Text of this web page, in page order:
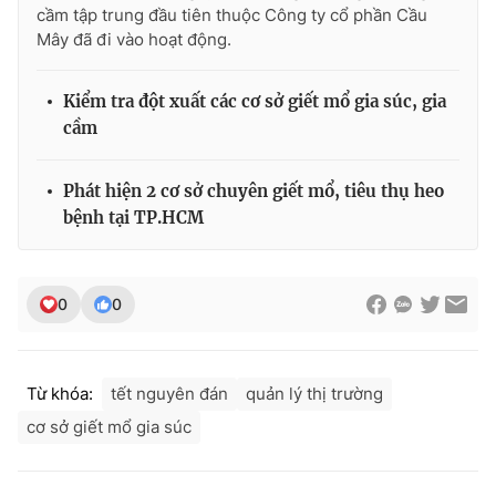
THỜI BÁO VTV
Theo dõi báo trên
Cơ quan báo chí:
Tổng Biên tập:Vũ Thanh Thủy
Phó Tổng Biên tập: Nguyễn Thị Mỹ Hạnh, Phạm Quốc Thắng,
cầm tập trung đầu tiên thuộc Công ty cổ phần Cầu
Mây đã đi vào hoạt động.
Kiểm tra đột xuất các cơ sở giết mổ gia súc, gia
cầm
Phát hiện 2 cơ sở chuyên giết mổ, tiêu thụ heo
bệnh tại TP.HCM
0 0
Từ khóa: tết nguyên đán
quản lý thị trường
cơ sở giết mổ gia súc